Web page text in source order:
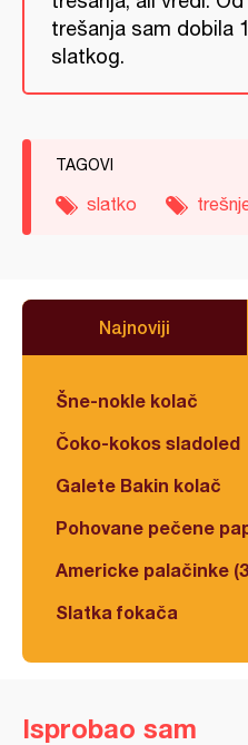
trešanja sam dobila
slatkog.
TAGOVI
slatko
Najnoviji
Šne-nokle kolač
Čoko-kokos sladoled
Galete Bakin kolač
Pohovane pečene
Americke palačinke
Slatka fokača
Isprobao sam